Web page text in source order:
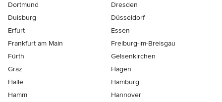
Dortmund
Dresden
Duisburg
Düsseldorf
Erfurt
Essen
Frankfurt am Main
Freiburg-im-Breisgau
Fürth
Gelsenkirchen
Graz
Hagen
Halle
Hamburg
Hamm
Hannover